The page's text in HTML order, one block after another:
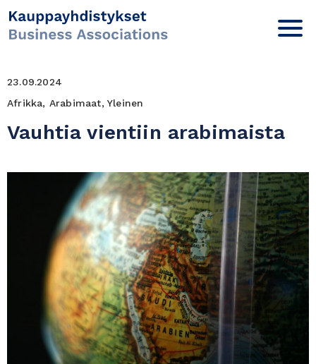
23.09.2024
Afrikka, Arabimaat, Yleinen
Vauhtia vientiin arabimaista